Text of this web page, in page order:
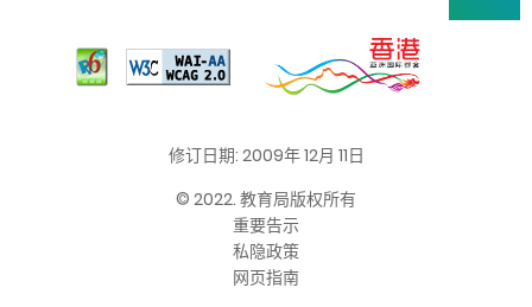
修订日期: 2009年 12月 11日
© 2022. 教育局版权所有
重要告示
私隐政策
网页指南